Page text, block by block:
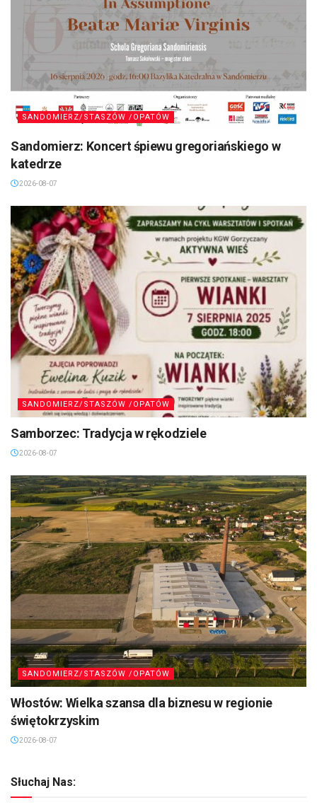
SANDOMIERZ/STASZÓW /OPATÓW
Sandomierz: Koncert śpiewu gregoriańskiego w
katedrze
2026-08-07
SANDOMIERZ/STASZÓW /OPATÓW
Samborzec: Tradycja w rękodziele
2026-08-07
SANDOMIERZ/STASZÓW /OPATÓW
Włostów: Wielka szansa dla biznesu w regionie
świętokrzyskim
2026-08-07
Słuchaj Nas: